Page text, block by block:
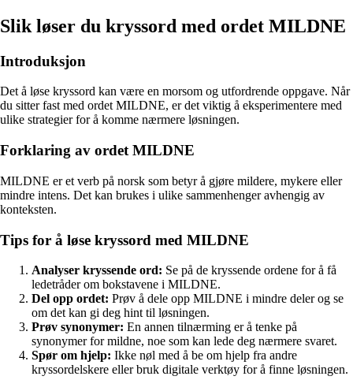
Slik løser du kryssord med ordet MILDNE
Introduksjon
Det å løse kryssord kan være en morsom og utfordrende oppgave. Når
du sitter fast med ordet MILDNE, er det viktig å eksperimentere med
ulike strategier for å komme nærmere løsningen.
Forklaring av ordet MILDNE
MILDNE er et verb på norsk som betyr å gjøre mildere, mykere eller
mindre intens. Det kan brukes i ulike sammenhenger avhengig av
konteksten.
Tips for å løse kryssord med MILDNE
Analyser kryssende ord: Se på de kryssende ordene for å få
ledetråder om bokstavene i MILDNE.
Del opp ordet: Prøv å dele opp MILDNE i mindre deler og se
om det kan gi deg hint til løsningen.
Prøv synonymer: En annen tilnærming er å tenke på
synonymer for mildne, noe som kan lede deg nærmere svaret.
Spør om hjelp: Ikke nøl med å be om hjelp fra andre
kryssordelskere eller bruk digitale verktøy for å finne løsningen.